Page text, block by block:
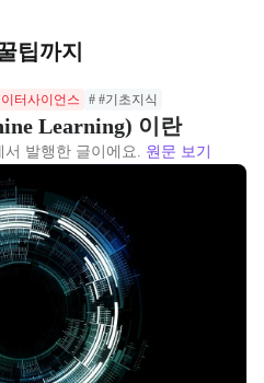
팁까지
터사이언스 # #기초지식
Learning) 이란
서 발행한 글이에요. 원문 보기